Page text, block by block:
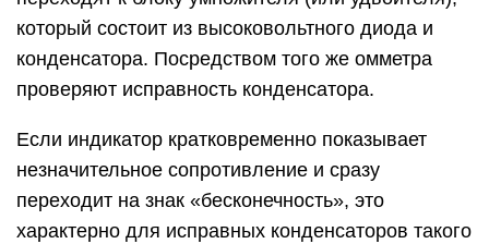
который состоит из высоковольтного диода и
конденсатора. Посредством того же омметра
проверяют исправность конденсатора.
Если индикатор кратковременно показывает
незначительное сопротивление и сразу
переходит на знак «бесконечность», это
характерно для исправных конденсаторов такого